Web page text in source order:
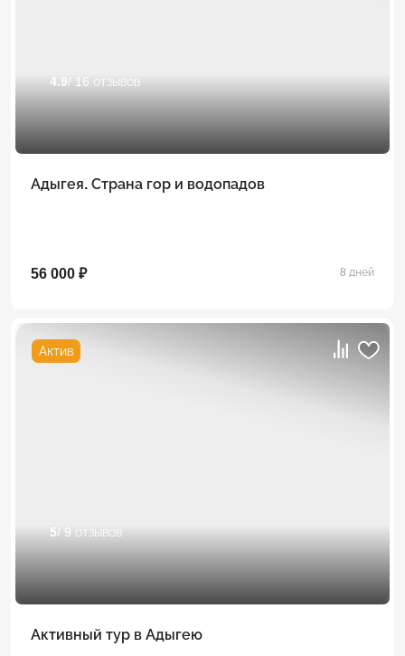
4.9/ 16 отзывов
Адыгея. Страна гор и водопадов
56 000 ₽ 8 дней
Актив
5/ 9 отзывов
Активный тур в Адыгею